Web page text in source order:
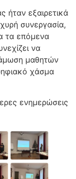
ήταν εξαιρετικά
συνεργασία,
τα επόμενα
να
μαθητών
χάσμα
ενημερώσεις